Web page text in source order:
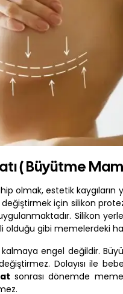
( Büyütme
olmak, estetik kaygıların
için silikon
Silikon
gibi memelerdeki
engel değildir.
Dolayısı ile
sonrası dönemde